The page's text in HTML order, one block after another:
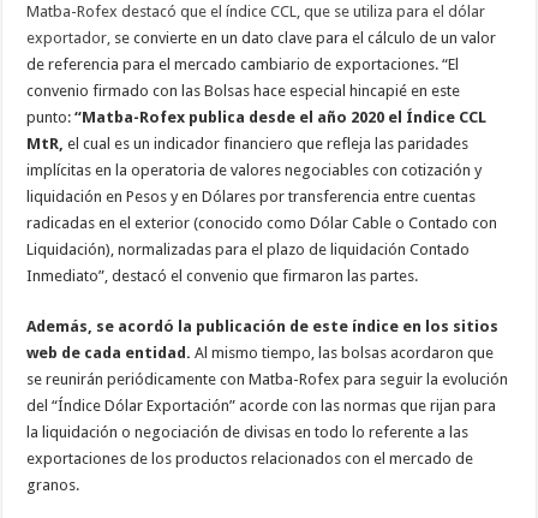
Matba-Rofex destacó que el índice CCL, que se utiliza para el dólar
exportador, se convierte en un dato clave para el cálculo de un valor
de referencia para el mercado cambiario de exportaciones. “El
convenio firmado con las Bolsas hace especial hincapié en este
punto:“Matba-Rofex publica desde el año 2020 el Índice CCL
MtR, el cual es un indicador financiero que refleja las paridades
implícitas en la operatoria de valores negociables con cotización y
liquidación en Pesos y en Dólares por transferencia entre cuentas
radicadas en el exterior (conocido como Dólar Cable o Contado con
Liquidación), normalizadas para el plazo de liquidación Contado
Inmediato”, destacó el convenio que firmaron las partes.
Además, se acordó la publicación de este índice en los sitios
web de cada entidad. Al mismo tiempo, las bolsas acordaron que
se reunirán periódicamente con Matba-Rofex para seguir la evolución
del “Índice Dólar Exportación” acorde con las normas que rijan para
la liquidación o negociación de divisas en todo lo referente a las
exportaciones de los productos relacionados con el mercado de
granos.